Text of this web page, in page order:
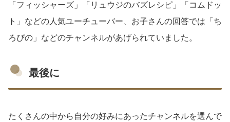
「フィッシャーズ」「リュウジのバズレシピ」「コムドッ
ト」などの人気ユーチューバー、お子さんの回答では「ち
ろぴの」などのチャンネルがあげられていました。
最後に
たくさんの中から自分の好みにあったチャンネルを選んで